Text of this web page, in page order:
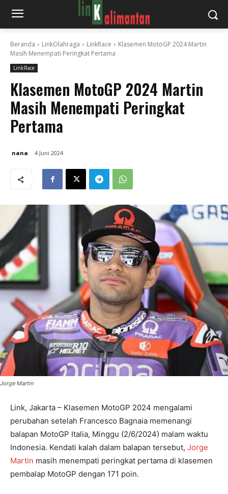
Beranda LinkOlahraga LinkRace
Klasemen MotoGP 2024 Martin
Masih Menempati Peringkat Pertama
LinkRace
Klasemen MotoGP 2024 Martin
Masih Menempati Peringkat
Pertama
nana 4 Juni 2024
Jorge Martin
Link, Jakarta – Klasemen MotoGP 2024 mengalami
perubahan setelah Francesco Bagnaia memenangi
balapan MotoGP Italia, Minggu (2/6/2024) malam waktu
Indonesia. Kendati kalah dalam balapan tersebut, Jorge
Martin masih menempati peringkat pertama di klasemen
pembalap MotoGP dengan 171 poin.